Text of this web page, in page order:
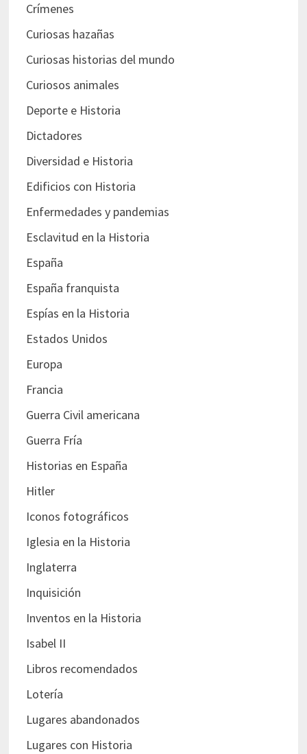
Crímenes
Curiosas hazañas
Curiosas historias del mundo
Curiosos animales
Deporte e Historia
Dictadores
Diversidad e Historia
Edificios con Historia
Enfermedades y pandemias
Esclavitud en la Historia
España
España franquista
Espías en la Historia
Estados Unidos
Europa
Francia
Guerra Civil americana
Guerra Fría
Historias en España
Hitler
Iconos fotográficos
Iglesia en la Historia
Inglaterra
Inquisición
Inventos en la Historia
Isabel II
Libros recomendados
Lotería
Lugares abandonados
Lugares con Historia